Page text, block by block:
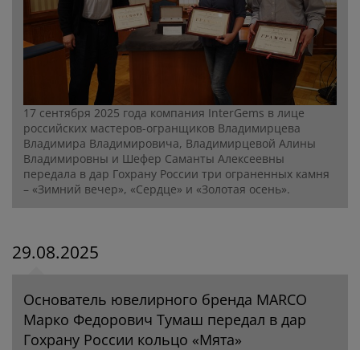
17 сентября 2025 года компания InterGems в лице
российских мастеров-огранщиков Владимирцева
Владимира Владимировича, Владимирцевой Алины
Владимировны и Шефер Саманты Алексеевны
передала в дар Гохрану России три ограненных камня
– «Зимний вечер», «Сердце» и «Золотая осень».
29.08.2025
Основатель ювелирного бренда MARCO
Марко Федорович Тумаш передал в дар
Гохрану России кольцо «Мята»